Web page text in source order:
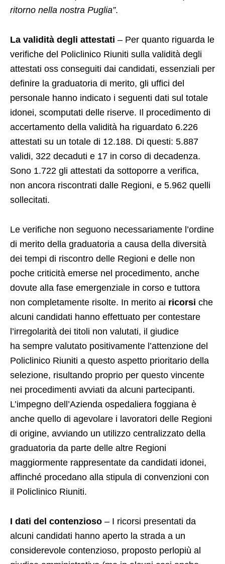
ritorno nella nostra Puglia”.
La validità degli attestati – Per quanto riguarda le
verifiche del Policlinico Riuniti sulla validità degli
attestati oss conseguiti dai candidati, essenziali per
definire la graduatoria di merito, gli uffici del
personale hanno indicato i seguenti dati sul totale
idonei, scomputati delle riserve. Il procedimento di
accertamento della validità ha riguardato 6.226
attestati su un totale di 12.188. Di questi: 5.887
validi, 322 decaduti e 17 in corso di decadenza.
Sono 1.722 gli attestati da sottoporre a verifica,
non ancora riscontrati dalle Regioni, e 5.962 quelli
sollecitati.
Le verifiche non seguono necessariamente l’ordine
di merito della graduatoria a causa della diversità
dei tempi di riscontro delle Regioni e delle non
poche criticità emerse nel procedimento, anche
dovute alla fase emergenziale in corso e tuttora
non completamente risolte. In merito ai ricorsi che
alcuni candidati hanno effettuato per contestare
l’irregolarità dei titoli non valutati, il giudice
ha sempre valutato positivamente l’attenzione del
Policlinico Riuniti a questo aspetto prioritario della
selezione, risultando proprio per questo vincente
nei procedimenti avviati da alcuni partecipanti.
L’impegno dell’Azienda ospedaliera foggiana è
anche quello di agevolare i lavoratori delle Regioni
di origine, avviando un utilizzo centralizzato della
graduatoria da parte delle altre Regioni
maggiormente rappresentate da candidati idonei,
affinché procedano alla stipula di convenzioni con
il Policlinico Riuniti.
I dati del contenzioso – I ricorsi presentati da
alcuni candidati hanno aperto la strada a un
considerevole contenzioso, proposto perlopiù al